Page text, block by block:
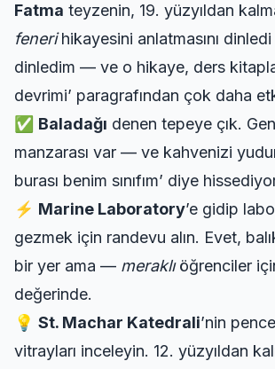
Fatma teyzenin, 19. yüzyıldan
fenerihikayesini anlatmasını dinledi
dinledim — ve o hikaye, ders
devrimi’ paragrafından çok daha
✅ Baladağı denen tepeye çık.
manzarası var — ve kahvenizi
burası benim sınıfım’ diye
⚡ Marine Laboratory’e gidip
gezmek için randevu alın. Evet,
bir yer ama — meraklıöğrenciler
değerinde.
💡 St. Machar Katedrali’nin
vitrayları inceleyin. 12. yüzyıldan